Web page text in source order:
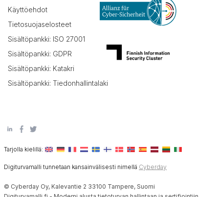
Käyttöehdot
Tietosuojaselosteet
Sisältöpankki: ISO 27001
Sisältöpankki: GDPR
Sisältöpankki: Katakri
Sisältöpankki: Tiedonhallintalaki
Tarjolla kielillä:
Digiturvamalli tunnetaan kansainvälisesti nimellä Cyberday
© Cyberday Oy, Kalevantie 2 33100 Tampere, Suomi